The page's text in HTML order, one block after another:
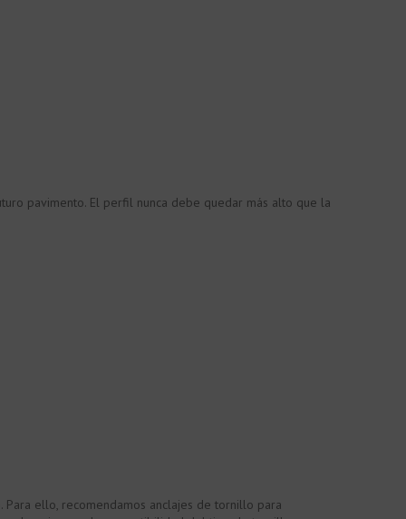
pavimento. El perfil nunca debe quedar más alto que la
ello, recomendamos anclajes de tornillo para